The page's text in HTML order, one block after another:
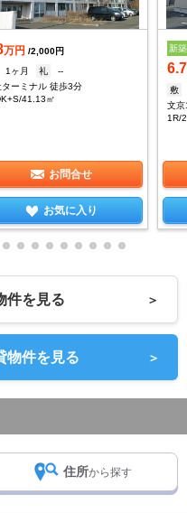
万円 /2,000円
1ヶ月 礼
--
ターミナル 徒歩3分
41.13㎡
お問合せ
お気に入り
新築
6.7
敷
文
1R/
件を見る ＞
物件を見る ＞
住所から探す